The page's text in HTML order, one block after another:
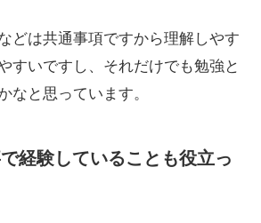
どは共通事項ですから理解しやす
すいですし、それだけでも勉強と
なと思っています。
経験していることも役立っ